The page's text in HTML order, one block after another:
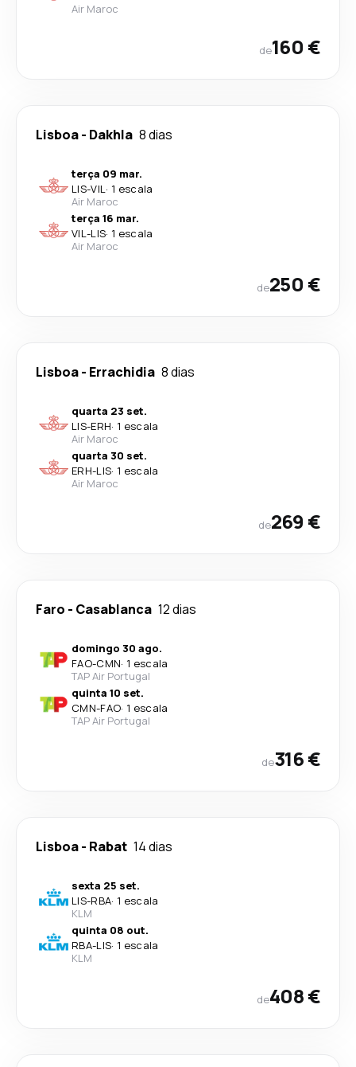
Air Maroc
de160 €
Lisboa- Dakhla 8 dias
terça 09 mar.
LIS-VIL· 1 escala
Air Maroc
terça 16 mar.
VIL-LIS· 1 escala
Air Maroc
de250 €
Lisboa- Errachidia 8 dias
quarta 23 set.
LIS-ERH· 1 escala
Air Maroc
quarta 30 set.
ERH-LIS· 1 escala
Air Maroc
de269 €
Faro - Casablanca 12 dias
domingo 30 ago.
FAO-CMN· 1 escala
TAP Air Portugal
quinta 10 set.
CMN-FAO· 1 escala
TAP Air Portugal
de316 €
Lisboa- Rabat 14 dias
sexta 25 set.
LIS-RBA· 1 escala
KLM
quinta 08 out.
RBA-LIS· 1 escala
KLM
de408 €